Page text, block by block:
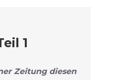
1
Zeitung diesen